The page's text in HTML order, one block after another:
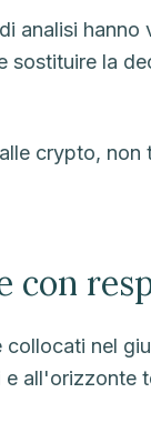
analisi hanno
la
crypto, non
con
nel
all'orizzonte